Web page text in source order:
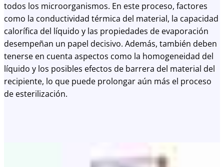
todos los microorganismos. En este proceso, factores
como la conductividad térmica del material, la capacidad
calorífica del líquido y las propiedades de evaporación
desempeñan un papel decisivo. Además, también deben
tenerse en cuenta aspectos como la homogeneidad del
líquido y los posibles efectos de barrera del material del
recipiente, lo que puede prolongar aún más el proceso
de esterilización.